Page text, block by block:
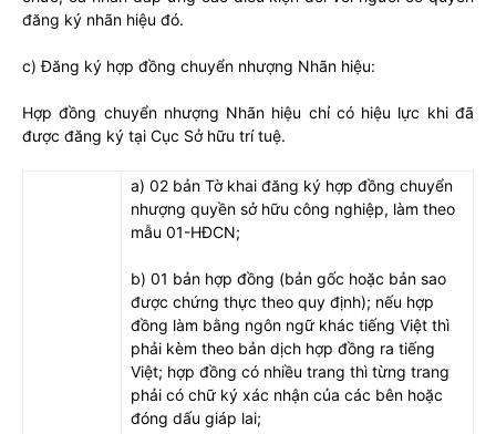
đăng ký nhãn hiệu đó.
c) Đăng ký hợp đồng chuyển nhượng Nhãn hiệu:
Hợp đồng chuyển nhượng Nhãn hiệu chỉ có hiệu lực khi đã
được đăng ký tại Cục Sở hữu trí tuệ.
a) 02 bản Tờ khai đăng ký hợp đồng chuyển
nhượng quyền sở hữu công nghiệp, làm theo
mẫu 01-HĐCN;
b) 01 bản hợp đồng (bản gốc hoặc bản sao
được chứng thực theo quy định); nếu hợp
đồng làm bằng ngôn ngữ khác tiếng Việt thì
phải kèm theo bản dịch hợp đồng ra tiếng
Việt; hợp đồng có nhiều trang thì từng trang
phải có chữ ký xác nhận của các bên hoặc
đóng dấu giáp lai;